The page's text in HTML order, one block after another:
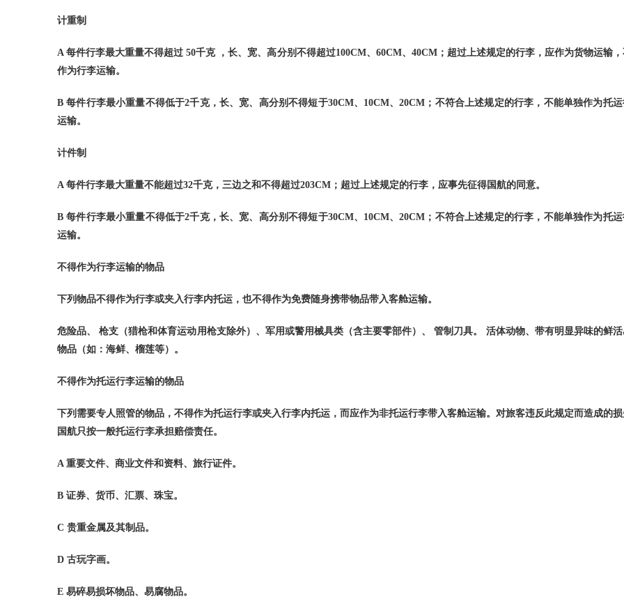
计重制
A每件行李最大重量不得超过 50千克 ，长、宽、高分别不得超过100CM、 60CM、 40CM；超过上述规定的行李，应作为货物运输
作为行李运输。
B每件行李最小重量不得低于2千克，长、宽、高分别不得短于30CM、 10CM、20CM ；不符合上述规定的行李，不能单独作为托
运输。
计件制
A 每件行李最大重量不能超过32千克，三边之和不得超过203CM ；超过上述规定的行李，应事先征得国航的同意。
B每件行李最小重量不得低于2千克，长、宽、高分别不得短于30CM、 10CM、20CM ；不符合上述规定的行李，不能单独作为托
运输。
不得作为行李运输的物品
下列物品不得作为行李或夹入行李内托运，也不得作为免费随身携带物品带入客舱运输。
危险品、 枪支（猎枪和体育运动用枪支除外）、军用或警用械具类（含主要零部件）、 管制刀具。
活体动物、带有明显异味的鲜
物品（如：海鲜、榴莲等）。
不得作为托运行李运输的物品
下列需要专人照管的物品，不得作为托运行李或夹入行李内托运，而应作为非托运行李带入客舱运输。对旅客违反此规定而造成的
国航只按一般托运行李承担赔偿责任。
A 重要文件、商业文件和资料、旅行证件。
B 证券、货币、汇票、珠宝。
C 贵重金属及其制品。
D 古玩字画。
E 易碎易损坏物品、易腐物品。